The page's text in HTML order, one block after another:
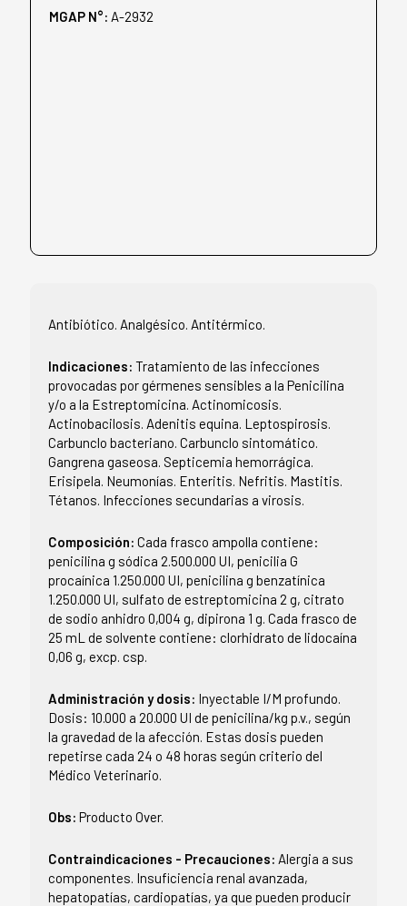
MGAP N°: A-2932
Antibiótico. Analgésico. Antitérmico.
Indicaciones: Tratamiento de las infecciones
provocadas por gérmenes sensibles a la Penicilina
y/o a la Estreptomicina. Actinomicosis.
Actinobacilosis. Adenitis equina. Leptospirosis.
Carbunclo bacteriano. Carbunclo sintomático.
Gangrena gaseosa. Septicemia hemorrágica.
Erisipela. Neumonías. Enteritis. Nefritis. Mastitis.
Tétanos. Infecciones secundarias a virosis.
Composición: Cada frasco ampolla contiene:
penicilina g sódica 2.500.000 UI, penicilia G
procaínica 1.250.000 UI, penicilina g benzatínica
1.250.000 UI, sulfato de estreptomicina 2 g, citrato
de sodio anhidro 0,004 g, dipirona 1 g. Cada frasco de
25 mL de solvente contiene: clorhidrato de lidocaína
0,06 g, excp. csp.
Administración y dosis: Inyectable I/M profundo.
Dosis: 10.000 a 20.000 UI de penicilina/kg p.v., según
la gravedad de la afección. Estas dosis pueden
repetirse cada 24 o 48 horas según criterio del
Médico Veterinario.
Obs: Producto Over.
Contraindicaciones - Precauciones: Alergia a sus
componentes. Insuficiencia renal avanzada,
hepatopatías, cardiopatías, ya que pueden producir